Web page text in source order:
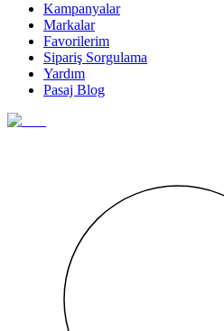
Kampanyalar
Markalar
Favorilerim
Sipariş Sorgulama
Yardım
Pasaj Blog